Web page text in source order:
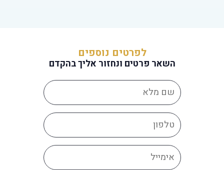
לפרטים נוספים
השאר פרטים ונחזור אליך בהקדם